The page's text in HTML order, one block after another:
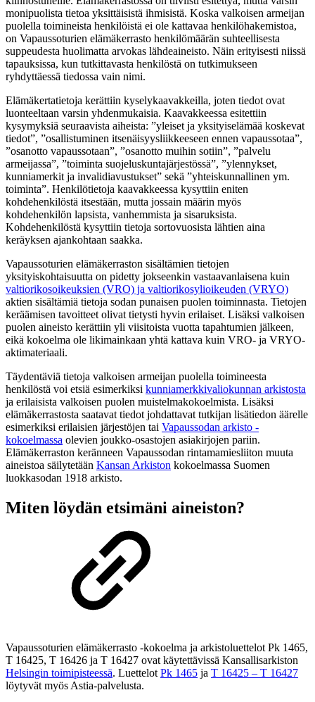
monipuolista tietoa yksittäisistä ihmisistä. Koska valkoisen armeijan
puolella toimineista henkilöistä ei ole kattavaa henkilöhakemistoa,
on Vapaussoturien elämäkerrasto henkilömäärän suhteellisesta
suppeudesta huolimatta arvokas lähdeaineisto. Näin erityisesti niissä
tapauksissa, kun tutkittavasta henkilöstä on tutkimukseen
ryhdyttäessä tiedossa vain nimi.
Elämäkertatietoja kerättiin kyselykaavakkeilla, joten tiedot ovat
luonteeltaan varsin yhdenmukaisia. Kaavakkeessa esitettiin
kysymyksiä seuraavista aiheista: ”yleiset ja yksityiselämää koskevat
tiedot”, ”osallistuminen itsenäisyysliikkeeseen ennen vapaussotaa”,
”osanotto vapaussotaan”, ”osanotto muihin sotiin”, ”palvelu
armeijassa”, ”toiminta suojeluskuntajärjestössä”, ”ylennykset,
kunniamerkit ja invalidiavustukset” sekä ”yhteiskunnallinen ym.
toiminta”. Henkilötietoja kaavakkeessa kysyttiin eniten
kohdehenkilöstä itsestään, mutta jossain määrin myös
kohdehenkilön lapsista, vanhemmista ja sisaruksista.
Kohdehenkilöstä kysyttiin tietoja sortovuosista lähtien aina
keräyksen ajankohtaan saakka.
Vapaussoturien elämäkerraston sisältämien tietojen
yksityiskohtaisuutta on pidetty jokseenkin vastaavanlaisena kuin
valtiorikosoikeuksien (VRO) ja valtiorikosylioikeuden (VRYO)
aktien sisältämiä tietoja sodan punaisen puolen toiminnasta. Tietojen
keräämisen tavoitteet olivat tietysti hyvin erilaiset. Lisäksi valkoisen
puolen aineisto kerättiin yli viisitoista vuotta tapahtumien jälkeen,
eikä kokoelma ole likimainkaan yhtä kattava kuin VRO- ja VRYO-
aktimateriaali.
Täydentäviä tietoja valkoisen armeijan puolella toimineesta
henkilöstä voi etsiä esimerkiksi kunniamerkkivaliokunnan arkistosta
ja erilaisista valkoisen puolen muistelmakokoelmista. Lisäksi
elämäkerrastosta saatavat tiedot johdattavat tutkijan lisätiedon äärelle
esimerkiksi erilaisien järjestöjen tai Vapaussodan arkisto -
kokoelmassa olevien joukko-osastojen asiakirjojen pariin.
Elämäkerraston keränneen Vapaussodan rintamamiesliiton muuta
aineistoa säilytetään Kansan Arkiston kokoelmassa Suomen
luokkasodan 1918 arkisto.
Miten löydän etsimäni aineiston?
Vapaussoturien elämäkerrasto -kokoelma ja arkistoluettelot Pk 1465,
T 16425, T 16426 ja T 16427 ovat käytettävissä Kansallisarkiston
Helsingin toimipisteessä. Luettelot Pk 1465 ja T 16425 – T 16427
löytyvät myös Astia-palvelusta.